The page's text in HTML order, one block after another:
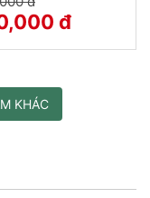
đ
KHÁC